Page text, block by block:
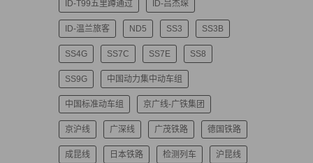
ID-T99五里蹲通过 ID-吕杰琛
ID-温兰旅客 ND5 SS3 SS3B
SS4G SS7C SS7E SS8
SS9G 中国动力集中动车组
中国标准动车组 京广线-广铁集团
京沪线 广深线 广茂铁路 德国铁路
成昆线 日本铁路 检测列车 沪昆线